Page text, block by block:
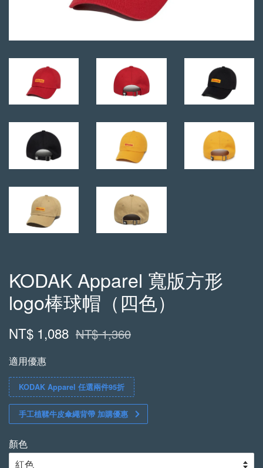
KODAK Apparel 寬版方形
logo棒球帽（四色）
NT$ 1,088 NT$ 1,360
適用優惠
KODAK Apparel 任選兩件95折
手工植鞣牛皮傘繩背帶 加購優惠
顏色